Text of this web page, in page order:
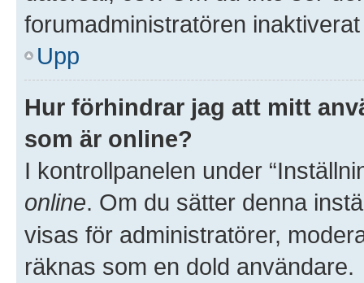
forumadministratören
Upp
Hur förhindrar jag att mitt
som är online?
I kontrollpanelen under
online. Om du sätter denna
visas för administratörer,
räknas som en dold användare.